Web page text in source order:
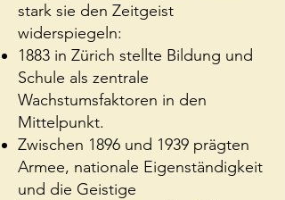
stark sie den Zeitgeist
widerspiegeln:
1883 in Zürich stellte Bildung und
Schule als zentrale
Wachstumsfaktoren in den
Mittelpunkt.
Zwischen 1896 und 1939 prägten
Armee, nationale Eigenständigkeit
und die Geistige